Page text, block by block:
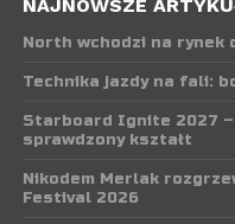
NAJNOWSZE
North wchodzi na rynek
Technika jazdy na fali:
Starboard Ignite 2027
sprawdzony kształt
Nikodem Merlak
Festival 2026